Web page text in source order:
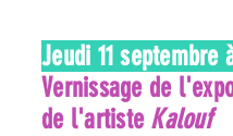
Jeudi 11 septembre
Vernissage de
de l'artiste Kalouf